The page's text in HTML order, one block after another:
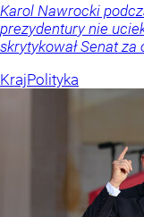
Karol Nawrocki
prezydentury nie
skrytykował Senat
KrajPolityka